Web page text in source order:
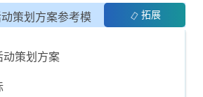
策划方案参考模 拓展
动策划方案